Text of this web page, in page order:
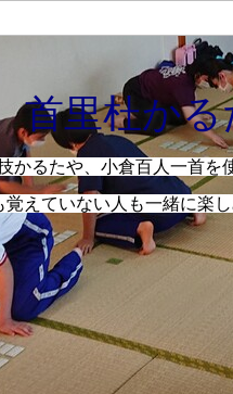
首里杜か
かるたや、小倉百人一首を
えていない人も一緒に楽し